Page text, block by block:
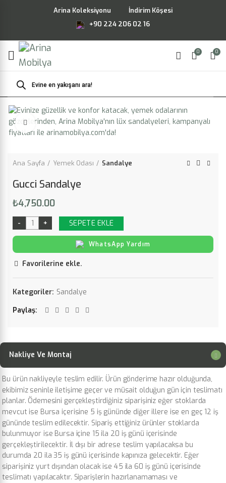
Arina Koleksiyonu
İndirim Köşesi
+90 224 206 02 16
0 0
Products
search
Büyütmek için tıklayın
Ana Sayfa Yemek Odası Sandalye
Gucci Sandalye
₺4,750.00
SEPETE EKLE
WhatsApp Yardım
Favorilerine ekle.
Kategoriler: Sandalye
Paylaş
Nakliye Ve Montaj
Bu ürün nakliyeyle teslim edilir. Ürün gönderime hazır olduğunda,
ekibimiz seninle iletişime geçer ve müsait olduğun gün için teslimatı
planlar. Ödemesini gerçekleştirdiğiniz siparişiniz eğer stoklarda
mevcut ise Bursa içerisine 5 iş gününde diğer illere ise en geç 12 iş
gününde teslim edilecektir. Sipariş ettiğiniz ürünler stoklarda
bulunmuyor ise Bursa içine 15 ila 20 iş günü içerisinde
gerçekleştirilecektir. İl dışı bir adrese teslim yapılacaksa bu
durumda 20 ila 35 iş günü içerisinde kapınıza gelecektir. Eğer
siparişiniz yurt dışından olacak ise 45 ila 60 iş günü içerisinde
teslimatı yapılacaktır. Siparişlerin hazırlanamaması ve